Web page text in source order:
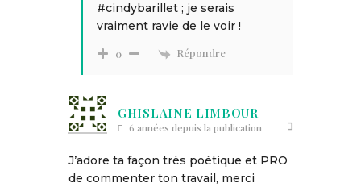
#cindybarillet ; je serais
vraiment ravie de le voir !
0 Répondre
GHISLAINE LIMBOUR
6 années depuis la publication
J’adore ta façon très poétique et PRO
de commenter ton travail, merci